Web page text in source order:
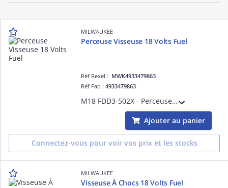
MILWAUKEE
Perceuse Visseuse 18 Volts Fuel
Réf Rexel : MWK4933479863
Réf Fab :4933479863
M18 FDD3-502X - Perceuse visseuse FUEL GEN4, 18V, 5,0Ah, 158 Nm - HD Box, 2 batteries 18V 5,0Ah Red Li-Ion, chargeur M12-18FC
Ajouter au panier
Connectez-vous pour voir vos prix et les stocks
MILWAUKEE
Visseuse À Chocs 18 Volts Fuel